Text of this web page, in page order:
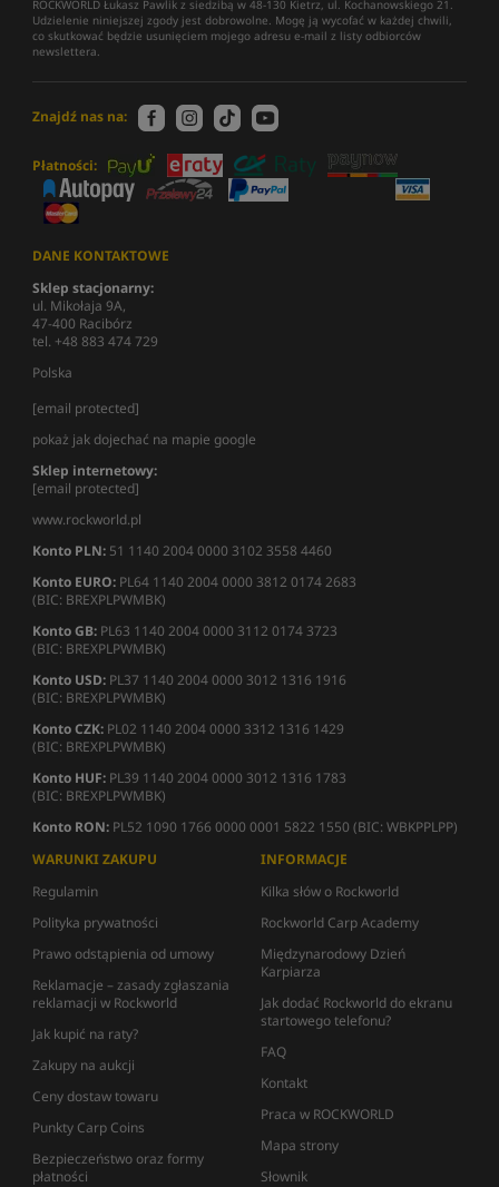
ROCKWORLD Łukasz Pawlik z siedzibą w 48-130 Kietrz, ul. Kochanowskiego 21.
Udzielenie niniejszej zgody jest dobrowolne. Mogę ją wycofać w każdej chwili,
co skutkować będzie usunięciem mojego adresu e-mail z listy odbiorców
newslettera.
Znajdź nas na:
Płatności:
DANE KONTAKTOWE
Sklep stacjonarny:
ul. Mikołaja 9A,
47-400 Racibórz
tel. +48 883 474 729
Polska
[email protected]
pokaż jak dojechać na mapie google
Sklep internetowy:
[email protected]
www.rockworld.pl
Konto PLN: 51 1140 2004 0000 3102 3558 4460
Konto EURO: PL64 1140 2004 0000 3812 0174 2683
(BIC: BREXPLPWMBK)
Konto GB: PL63 1140 2004 0000 3112 0174 3723
(BIC: BREXPLPWMBK)
Konto USD: PL37 1140 2004 0000 3012 1316 1916
(BIC: BREXPLPWMBK)
Konto CZK: PL02 1140 2004 0000 3312 1316 1429
(BIC: BREXPLPWMBK)
Konto HUF: PL39 1140 2004 0000 3012 1316 1783
(BIC: BREXPLPWMBK)
Konto RON: PL52 1090 1766 0000 0001 5822 1550 (BIC: WBKPPLPP)
WARUNKI ZAKUPU
Regulamin
Polityka prywatności
Prawo odstąpienia od umowy
Reklamacje – zasady zgłaszania
reklamacji w Rockworld
Jak kupić na raty?
Zakupy na aukcji
Ceny dostaw towaru
Punkty Carp Coins
Bezpieczeństwo oraz formy
płatności
INFORMACJE
Kilka słów o Rockworld
Rockworld Carp Academy
Międzynarodowy Dzień
Karpiarza
Jak dodać Rockworld do ekranu
startowego telefonu?
FAQ
Kontakt
Praca w ROCKWORLD
Mapa strony
Słownik